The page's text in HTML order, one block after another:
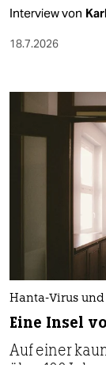
Interview von
18.7.2026
Hanta-Virus
Eine Insel
Auf einer